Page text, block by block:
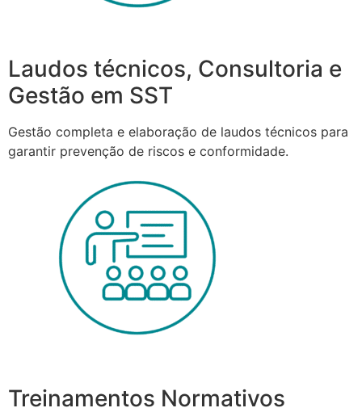
Laudos técnicos, Consultoria e
Gestão em SST
Gestão completa e elaboração de laudos técnicos para
garantir prevenção de riscos e conformidade.
Treinamentos Normativos